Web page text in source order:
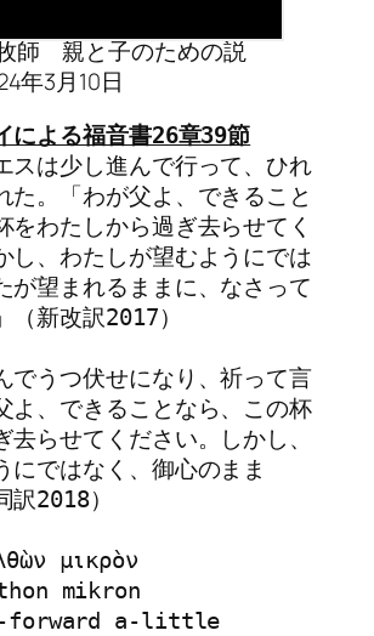
師 親と子のための説
年3月10日
スは少し進んで行って、ひれ
た。「わが父よ、できること
をわたしから過ぎ去らせてく
し、わたしが望むようにでは
が望まれるままに、なさって
（新改訳2017）
でうつ伏せになり、祈って言
よ、できることなら、この杯
去らせてください。しかし、
にではなく、御心のまま
訳2018）
μικρὸν
mikron
forward a-little